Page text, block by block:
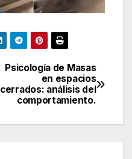
Psicología de Masas
en espacios
cerrados: análisis del
comportamiento.